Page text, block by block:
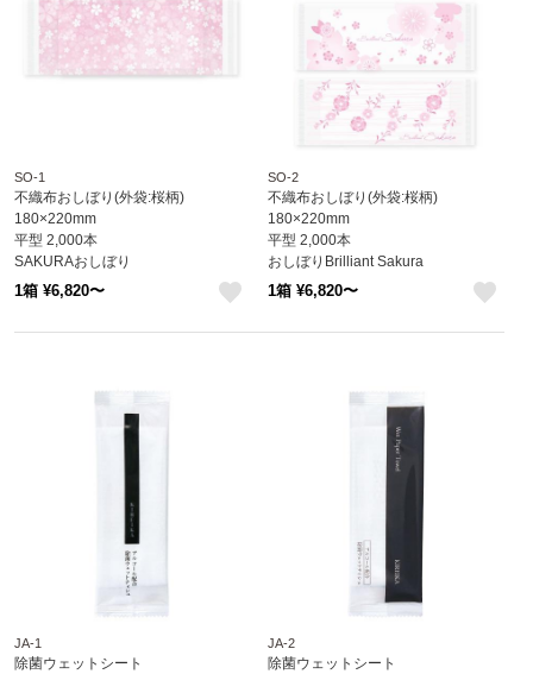
SO-1
不織布おしぼり(外袋:桜柄)
180×220mm
平型 2,000本
SAKURAおしぼり
※北海道・沖縄・離島 送料別途
1箱 ¥6,820〜
SO-2
不織布おしぼり(外袋:桜柄)
180×220mm
平型 2,000本
おしぼりBrilliant Sakura
※北海道・沖縄・離島 送料別途
1箱 ¥6,820〜
JA-1
除菌ウェットシート
JA-2
除菌ウェットシート